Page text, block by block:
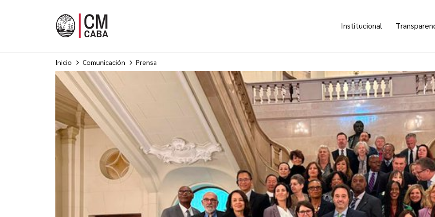
Institucional
Inicio Comunicación Prensa